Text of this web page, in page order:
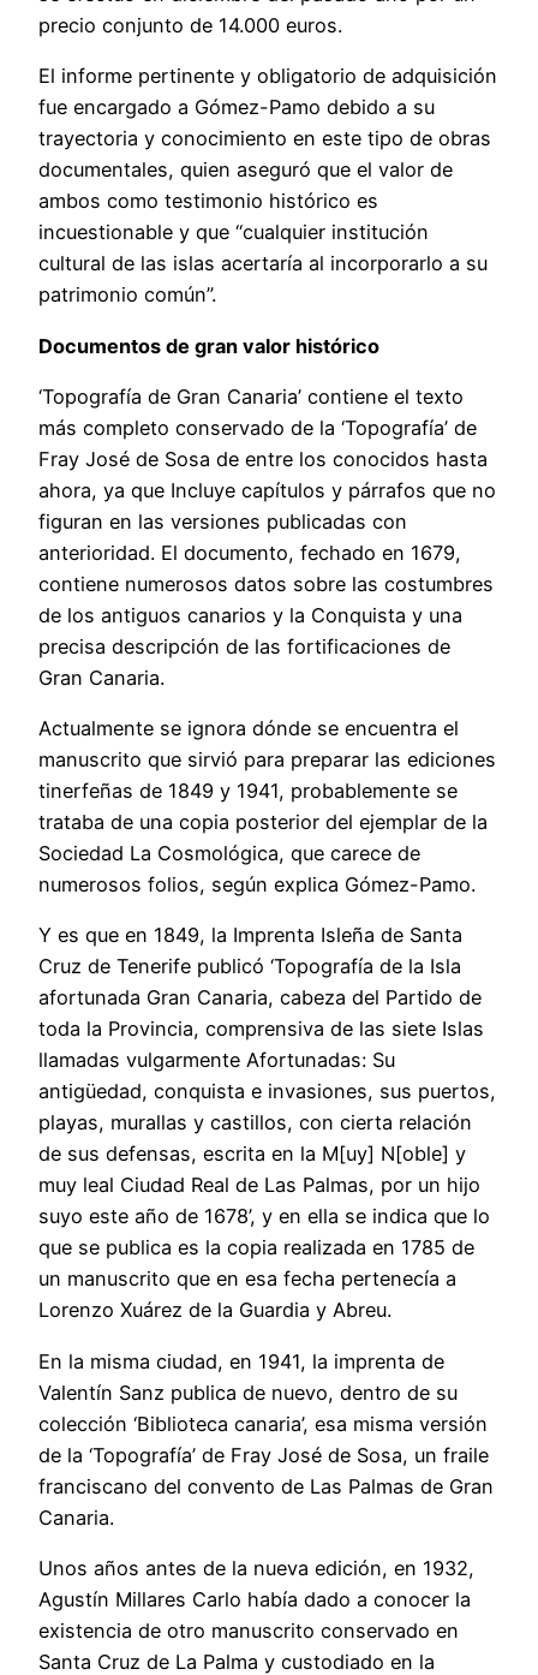
precio conjunto de 14.000 euros.
El informe pertinente y obligatorio de adquisición
fue encargado a Gómez-Pamo debido a su
trayectoria y conocimiento en este tipo de obras
documentales, quien aseguró que el valor de
ambos como testimonio histórico es
incuestionable y que “cualquier institución
cultural de las islas acertaría al incorporarlo a su
patrimonio común”.
Documentos de gran valor histórico
‘Topografía de Gran Canaria’ contiene el texto
más completo conservado de la ‘Topografía’ de
Fray José de Sosa de entre los conocidos hasta
ahora, ya que Incluye capítulos y párrafos que no
figuran en las versiones publicadas con
anterioridad. El documento, fechado en 1679,
contiene numerosos datos sobre las costumbres
de los antiguos canarios y la Conquista y una
precisa descripción de las fortificaciones de
Gran Canaria.
Actualmente se ignora dónde se encuentra el
manuscrito que sirvió para preparar las ediciones
tinerfeñas de 1849 y 1941, probablemente se
trataba de una copia posterior del ejemplar de la
Sociedad La Cosmológica, que carece de
numerosos folios, según explica Gómez-Pamo.
Y es que en 1849, la Imprenta Isleña de Santa
Cruz de Tenerife publicó ‘Topografía de la Isla
afortunada Gran Canaria, cabeza del Partido de
toda la Provincia, comprensiva de las siete Islas
llamadas vulgarmente Afortunadas: Su
antigüedad, conquista e invasiones, sus puertos,
playas, murallas y castillos, con cierta relación
de sus defensas, escrita en la M[uy] N[oble] y
muy leal Ciudad Real de Las Palmas, por un hijo
suyo este año de 1678’, y en ella se indica que lo
que se publica es la copia realizada en 1785 de
un manuscrito que en esa fecha pertenecía a
Lorenzo Xuárez de la Guardia y Abreu.
En la misma ciudad, en 1941, la imprenta de
Valentín Sanz publica de nuevo, dentro de su
colección ‘Biblioteca canaria’, esa misma versión
de la ‘Topografía’ de Fray José de Sosa, un fraile
franciscano del convento de Las Palmas de Gran
Canaria.
Unos años antes de la nueva edición, en 1932,
Agustín Millares Carlo había dado a conocer la
existencia de otro manuscrito conservado en
Santa Cruz de La Palma y custodiado en la